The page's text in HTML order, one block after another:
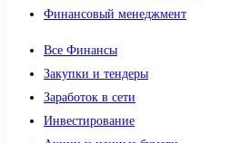
Финансовый менеджмент
Все Финансы
Закупки и тендеры
Заработок в сети
Инвестирование